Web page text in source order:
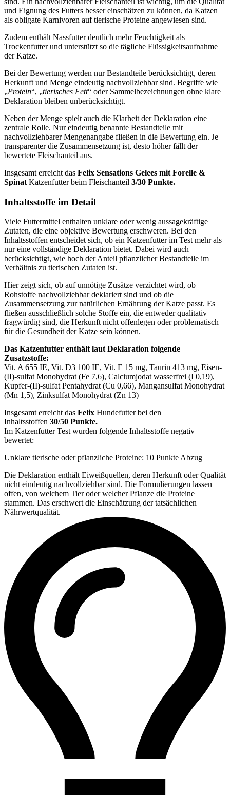
und Eignung des Futters besser einschätzen zu können, da Katzen
als obligate Karnivoren auf tierische Proteine angewiesen sind.
Zudem enthält Nassfutter deutlich mehr Feuchtigkeit als
Trockenfutter und unterstützt so die tägliche Flüssigkeitsaufnahme
der Katze.
Bei der Bewertung werden nur Bestandteile berücksichtigt, deren
Herkunft und Menge eindeutig nachvollziehbar sind. Begriffe wie
„Protein“, „tierisches Fett“ oder Sammelbezeichnungen ohne klare
Deklaration bleiben unberücksichtigt.
Neben der Menge spielt auch die Klarheit der Deklaration eine
zentrale Rolle. Nur eindeutig benannte Bestandteile mit
nachvollziehbarer Mengenangabe fließen in die Bewertung ein. Je
transparenter die Zusammensetzung ist, desto höher fällt der
bewertete Fleischanteil aus.
Insgesamt erreicht das Felix Sensations Gelees mit Forelle &
Spinat Katzenfutterbeim Fleischanteil 3/30 Punkte.
Inhaltsstoffe im Detail
Viele Futtermittel enthalten unklare oder wenig aussagekräftige
Zutaten, die eine objektive Bewertung erschweren. Bei den
Inhaltsstoffen entscheidet sich, ob ein Katzenfutter im Test mehr als
nur eine vollständige Deklaration bietet. Dabei wird auch
berücksichtigt, wie hoch der Anteil pflanzlicher Bestandteile im
Verhältnis zu tierischen Zutaten ist.
Hier zeigt sich, ob auf unnötige Zusätze verzichtet wird, ob
Rohstoffe nachvollziehbar deklariert sind und ob die
Zusammensetzung zur natürlichen Ernährung der Katze passt. Es
fließen ausschließlich solche Stoffe ein, die entweder qualitativ
fragwürdig sind, die Herkunft nicht offenlegen oder problematisch
für die Gesundheit der Katze sein können.
Das Katzenfutter enthält laut Deklaration folgende
Zusatzstoffe:
Vit. A 655 IE, Vit. D3 100 IE, Vit. E 15 mg, Taurin 413 mg, Eisen-
(II)-sulfat Monohydrat (Fe 7,6), Calciumjodat wasserfrei (I 0,19),
Kupfer-(II)-sulfat Pentahydrat (Cu 0,66), Mangansulfat Monohydrat
(Mn 1,5), Zinksulfat Monohydrat (Zn 13)
Insgesamt erreicht das Felix Hundefutter bei den
Inhaltsstoffen 30/50 Punkte.
Im Katzenfutter Test wurden folgende Inhaltsstoffe negativ
bewertet:
Unklare tierische oder pflanzliche Proteine: 10 Punkte Abzug
Die Deklaration enthält Eiweißquellen, deren Herkunft oder Qualität
nicht eindeutig nachvollziehbar sind. Die Formulierungen lassen
offen, von welchem Tier oder welcher Pflanze die Proteine
stammen. Das erschwert die Einschätzung der tatsächlichen
Nährwertqualität.